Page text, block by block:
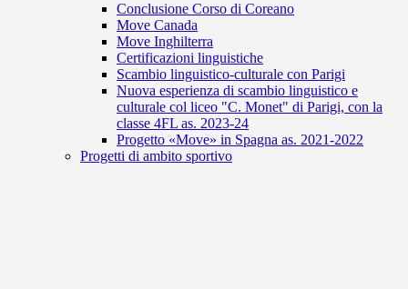
Conclusione Corso di Coreano
Move Canada
Move Inghilterra
Certificazioni linguistiche
Scambio linguistico-culturale con Parigi
Nuova esperienza di scambio linguistico e
culturale col liceo "C. Monet" di Parigi, con la
classe 4FL as. 2023-24
Progetto «Move» in Spagna as. 2021-2022
Progetti di ambito sportivo